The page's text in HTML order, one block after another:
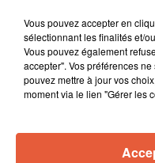
Vous pouvez accepter en
sélectionnant les finalités et/
Vous pouvez également
accepter". Vos préférences
pouvez mettre à jour vos
moment via le lien "Gérer les